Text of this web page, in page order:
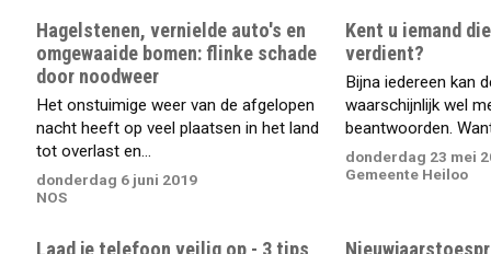
Hagelstenen, vernielde auto's en
omgewaaide bomen: flinke schade
door noodweer
Het onstuimige weer van de afgelopen
nacht heeft op veel plaatsen in het land
tot overlast en...
donderdag 6 juni 2019
NOS
Kent u iemand
verdient?
Bijna iedereen kan
waarschijnlijk wel
beantwoorden.
donderdag 23 mei
Gemeente Heiloo